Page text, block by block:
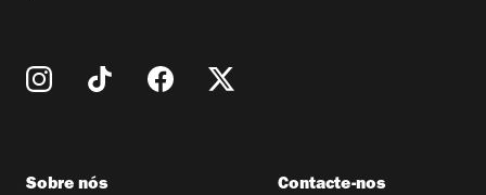
Sobre nós Contacte-nos